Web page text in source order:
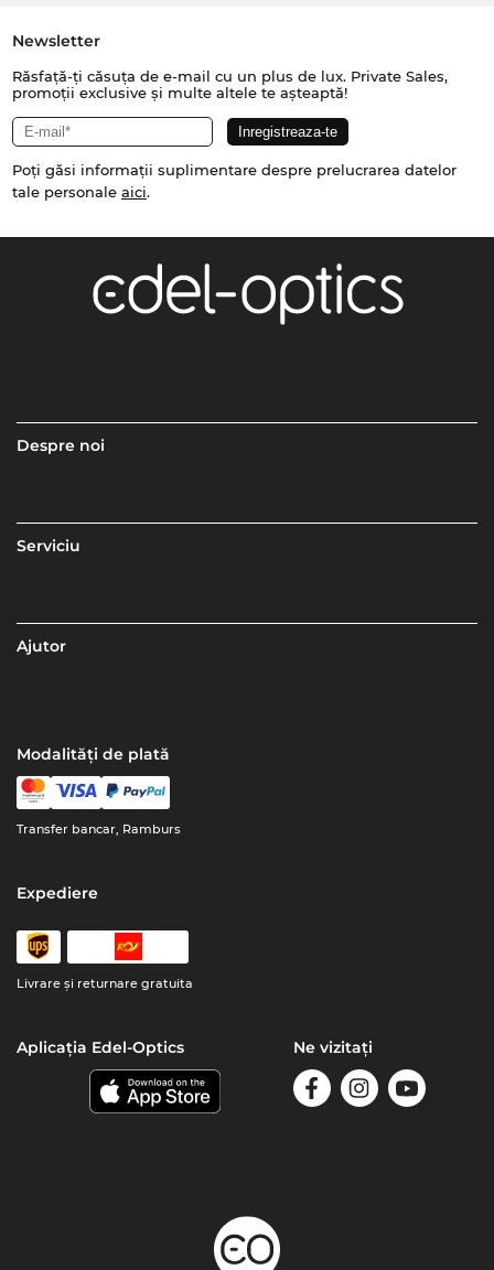
Newsletter
Răsfață-ți căsuța de e-mail cu un plus de lux. Private Sales,
promoții exclusive și multe altele te așteaptă!
Poți găsi informații suplimentare despre prelucrarea datelor
tale personale aici.
Despre noi
Serviciu
Ajutor
Modalități de plată
Transfer bancar, Ramburs
Expediere
Livrare şi returnare gratuita
Aplicația Edel-Optics Ne vizitați